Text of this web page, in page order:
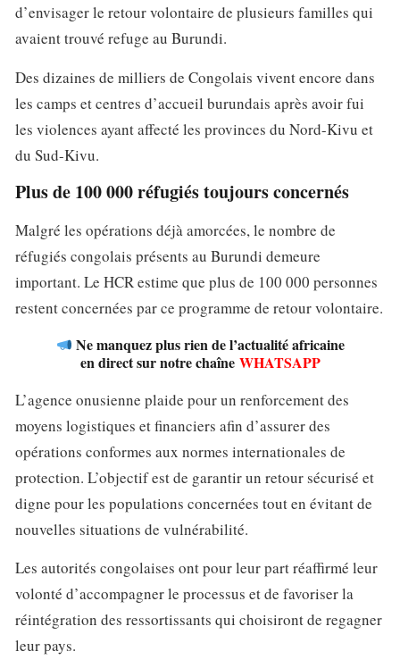
d’envisager le retour volontaire de plusieurs familles qui
avaient trouvé refuge au Burundi.
Des dizaines de milliers de Congolais vivent encore dans
les camps et centres d’accueil burundais après avoir fui
les violences ayant affecté les provinces du Nord-Kivu et
du Sud-Kivu.
Plus de 100 000 réfugiés toujours concernés
Malgré les opérations déjà amorcées, le nombre de
réfugiés congolais présents au Burundi demeure
important. Le HCR estime que plus de 100 000 personnes
restent concernées par ce programme de retour volontaire.
Ne manquez plus rien de l’actualité africaine
en direct sur notre chaîne WHATSAPP
L’agence onusienne plaide pour un renforcement des
moyens logistiques et financiers afin d’assurer des
opérations conformes aux normes internationales de
protection. L’objectif est de garantir un retour sécurisé et
digne pour les populations concernées tout en évitant de
nouvelles situations de vulnérabilité.
Les autorités congolaises ont pour leur part réaffirmé leur
volonté d’accompagner le processus et de favoriser la
réintégration des ressortissants qui choisiront de regagner
leur pays.